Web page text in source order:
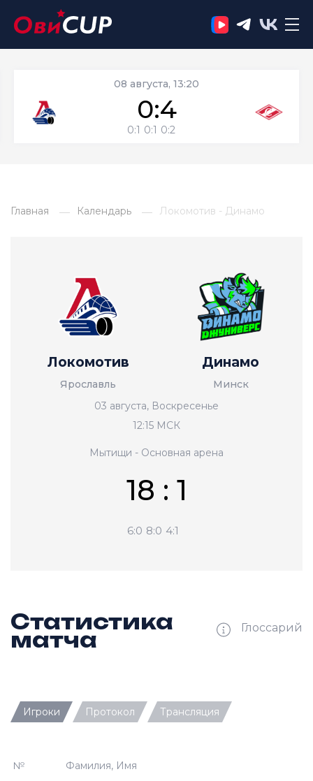
08 августа, 13:20
0:4
0:1 0:1 0:2
Главная Календарь Локомотив - Динамо
Локомотив
Ярославль
03 августа, Воскресенье
12:15 МСК
Мытищи - Основная арена
18 : 1
6:0 8:0 4:1
Динамо
Минск
Статистика
матча Глоссарий
П — кол-во передач
Игроки Протокол Трансляция
№ Фамилия, Имя